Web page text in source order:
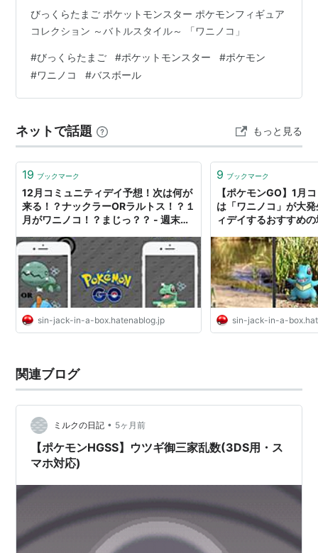
オメガルビー・アルファサファイア・
1回殿堂入りすると、オダマキ博士からジョウト御
三家のいずれか一匹を貰うことができる。
データ
図鑑番号
ジョウト図鑑 HGSS No.007
分類 おおあごポケモン
タイプ みず
特性 通常特性 げきりゅう
隠れ特性 ちからずく
タマゴグループ かいじゅう すいちゅう1
重さ
ワニノコ -Lv.18-> アリゲイツ
びっくらたまご ポケットモンスター ポケモンフィギュア
コレクション ～バトルスタイル～ 「ワニノコ」
#びっくらたまご #ポケットモンスター #ポケモン
#ワニノコ #バスボール
ネットで話題 もっと見る
19 ブックマーク
12月コミュニティデイ予想！次は何が
来る！？ナックラーORラルトス！？１
月がワニノコ！？まじっ？？ - 週末ポ
sin-jack-in-a-box.hatenablog.jp
9 ブックマーク
【ポケモンGO】1月
は「ワニノコ」が大
ィデイするおすすめ
sin-jack-in-a-
関連ブログ
ミルクの日記 • 5ヶ月前
【ポケモンHGSS】ウツギ御三家乱数(3DS用・ス
マホ対応)